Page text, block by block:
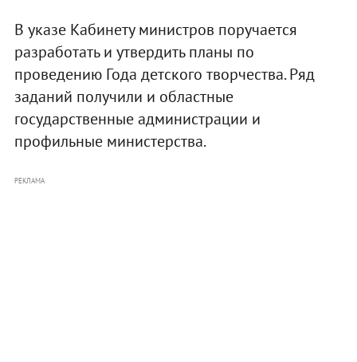
В указе Кабинету министров поручается
разработать и утвердить планы по
проведению Года детского творчества. Ряд
заданий получили и областные
государственные администрации и
профильные министерства.
РЕКЛАМА